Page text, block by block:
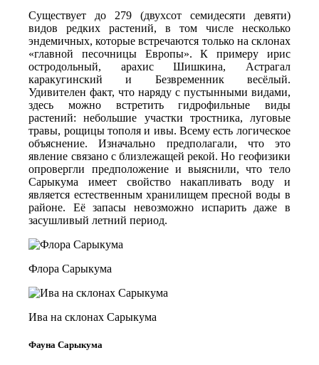
Существует до 279 (двухсот семидесяти девяти)
видов редких растений, в том числе несколько
эндемичных, которые встречаются только на склонах
«главной песочницы Европы». К примеру ирис
остродольный, арахис Шишкина, Астрагал
каракугинский и Безвременник весёлый.
Удивителен факт, что наряду с пустынными видами,
здесь можно встретить гид­рофильные виды
растений: небольшие участки тростника, луговые
травы, рощицы тополя и ивы. Всему есть логическое
объяснение. Изначально предполагали, что это
явление связано с близлежащей рекой. Но геофизики
опровергли предположение и выяснили, что тело
Сарыкума имеет свойство накапливать воду и
является естественным хранилищем пресной воды в
районе. Её запасы невозможно испарить даже в
засушливый летний период.
Флора Сарыкума
Ива на склонах Сарыкума
Фауна Сарыкума